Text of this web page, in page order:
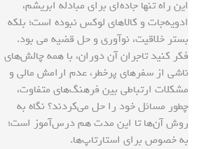
این راه تنها جاده‌ای برای مبادله ابریشم،
ادویه‌جات و کالاهای لوکس نبوده است؛ بلکه
بستر خلاقیت، نوآوری و حل قضیه می بود.
فکر کنید تاجران آن دوران، با همه چالش‌های
ناشی از سفرهای پرخطر، عدم ارامش مالی و
مشکلات ارتباطی بین فرهنگ‌های متفاوت،
چطور مسائل خود را حل می‌کردند؟ نگاه به
روش آن‌ها تا این مدت هم درس‌آموز است؛
به خصوص برای استارتاپ‌ها.